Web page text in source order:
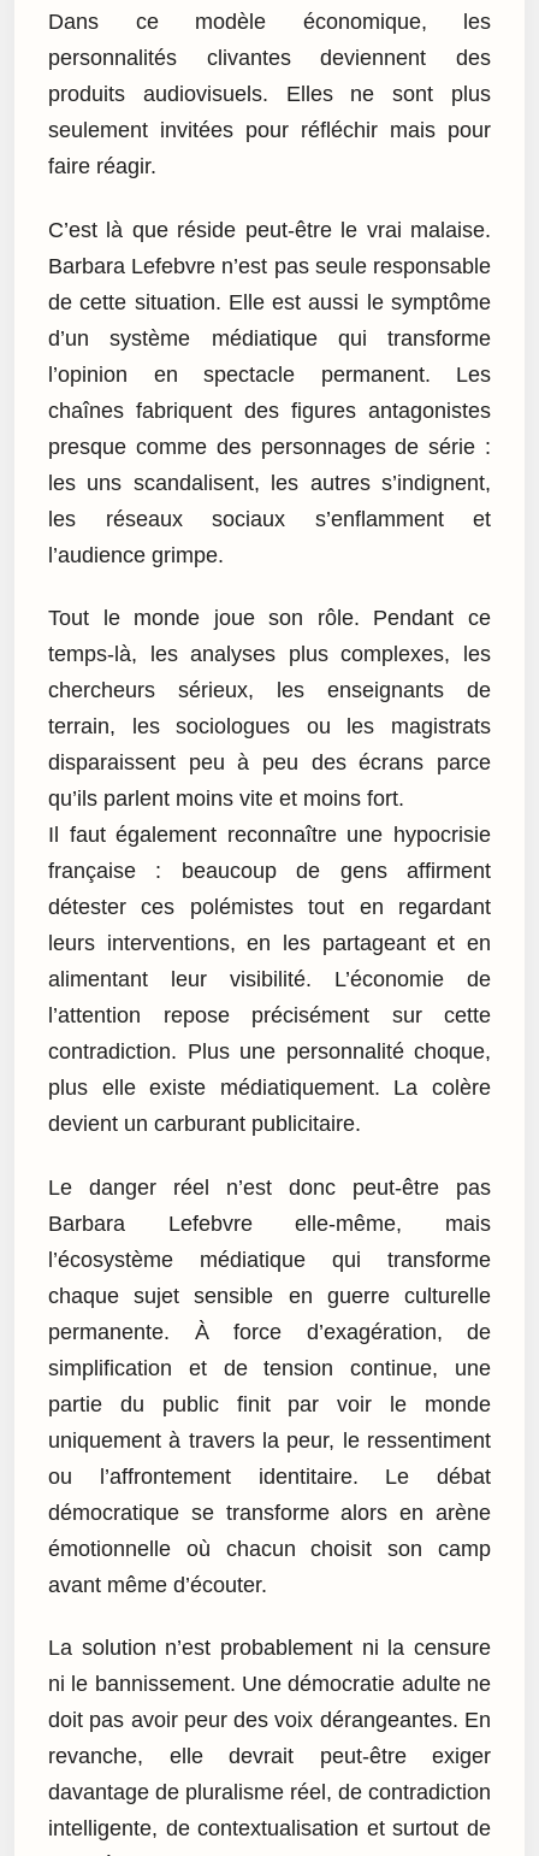
Dans ce modèle économique, les
personnalités clivantes deviennent des
produits audiovisuels. Elles ne sont plus
seulement invitées pour réfléchir mais pour
faire réagir.
C’est là que réside peut-être le vrai malaise.
Barbara Lefebvre n’est pas seule responsable
de cette situation. Elle est aussi le symptôme
d’un système médiatique qui transforme
l’opinion en spectacle permanent. Les
chaînes fabriquent des figures antagonistes
presque comme des personnages de série :
les uns scandalisent, les autres s’indignent,
les réseaux sociaux s’enflamment et
l’audience grimpe.
Tout le monde joue son rôle. Pendant ce
temps-là, les analyses plus complexes, les
chercheurs sérieux, les enseignants de
terrain, les sociologues ou les magistrats
disparaissent peu à peu des écrans parce
qu’ils parlent moins vite et moins fort.
Il faut également reconnaître une hypocrisie
française : beaucoup de gens affirment
détester ces polémistes tout en regardant
leurs interventions, en les partageant et en
alimentant leur visibilité. L’économie de
l’attention repose précisément sur cette
contradiction. Plus une personnalité choque,
plus elle existe médiatiquement. La colère
devient un carburant publicitaire.
Le danger réel n’est donc peut-être pas
Barbara Lefebvre elle-même, mais
l’écosystème médiatique qui transforme
chaque sujet sensible en guerre culturelle
permanente. À force d’exagération, de
simplification et de tension continue, une
partie du public finit par voir le monde
uniquement à travers la peur, le ressentiment
ou l’affrontement identitaire. Le débat
démocratique se transforme alors en arène
émotionnelle où chacun choisit son camp
avant même d’écouter.
La solution n’est probablement ni la censure
ni le bannissement. Une démocratie adulte ne
doit pas avoir peur des voix dérangeantes. En
revanche, elle devrait peut-être exiger
davantage de pluralisme réel, de contradiction
intelligente, de contextualisation et surtout de